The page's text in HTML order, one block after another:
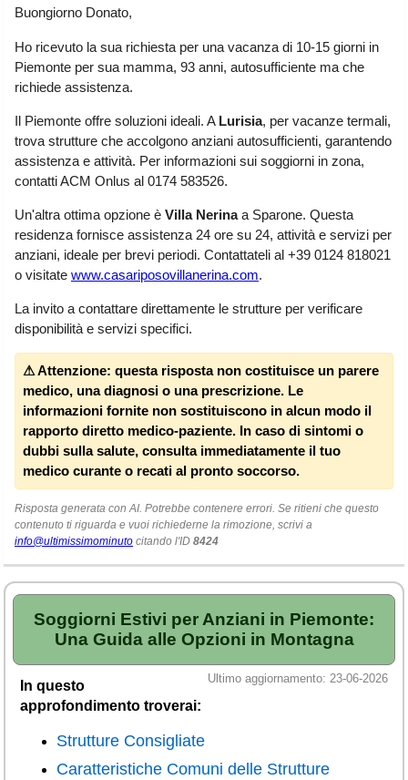
Buongiorno Donato,
Ho ricevuto la sua richiesta per una vacanza di 10-15 giorni in
Piemonte per sua mamma, 93 anni, autosufficiente ma che
richiede assistenza.
Il Piemonte offre soluzioni ideali. A Lurisia, per vacanze termali,
trova strutture che accolgono anziani autosufficienti, garantendo
assistenza e attività. Per informazioni sui soggiorni in zona,
contatti ACM Onlus al 0174 583526.
Un'altra ottima opzione è Villa Nerinaa Sparone. Questa
residenza fornisce assistenza 24 ore su 24, attività e servizi per
anziani, ideale per brevi periodi. Contattateli al +39 0124 818021
o visitate www.casariposovillanerina.com.
La invito a contattare direttamente le strutture per verificare
disponibilità e servizi specifici.
⚠ Attenzione: questa risposta non costituisce un parere
medico, una diagnosi o una prescrizione. Le
informazioni fornite non sostituiscono in alcun modo il
rapporto diretto medico-paziente. In caso di sintomi o
dubbi sulla salute, consulta immediatamente il tuo
medico curante o recati al pronto soccorso.
Risposta generata con AI. Potrebbe contenere errori. Se ritieni che questo
contenuto ti riguarda e vuoi richiederne la rimozione, scrivi a
info@ultimissimominuto citando l'ID 8424
Soggiorni Estivi per Anziani in Piemonte:
Una Guida alle Opzioni in Montagna
Ultimo aggiornamento: 23-06-2026
In questo
approfondimento troverai:
Strutture Consigliate
Caratteristiche Comuni delle Strutture
Lazio(318)
Liguria (190)
Lombardia(178)
Molise(38)
Piemonte(117)
Sardegna(455)
Sicilia(821)
Trentino - Alto Adige
Umbria(103)
Valle d'Aosta (28)
Veneto(179)